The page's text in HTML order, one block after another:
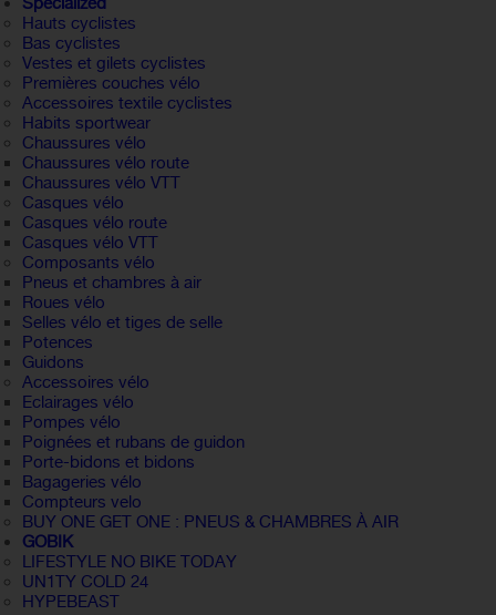
Hauts cyclistes
Bas cyclistes
Vestes et gilets cyclistes
Premières couches vélo
Accessoires textile cyclistes
Habits sportwear
Chaussures vélo
Chaussures vélo route
Chaussures vélo VTT
Casques vélo
Casques vélo route
Casques vélo VTT
Composants vélo
Pneus et chambres à air
Roues vélo
Selles vélo et tiges de selle
Potences
Guidons
Accessoires vélo
Eclairages vélo
Pompes vélo
Poignées et rubans de guidon
Porte-bidons et bidons
Bagageries vélo
Compteurs velo
BUY ONE GET ONE : PNEUS & CHAMBRES À AIR
GOBIK
LIFESTYLE NO BIKE TODAY
UN1TY COLD 24
HYPEBEAST